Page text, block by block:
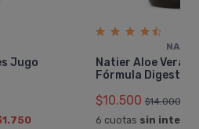
Jugo
Natier Aloe Vera
Fórmula Digestiva
$10.500 $14.000
6 cuotas sin interés